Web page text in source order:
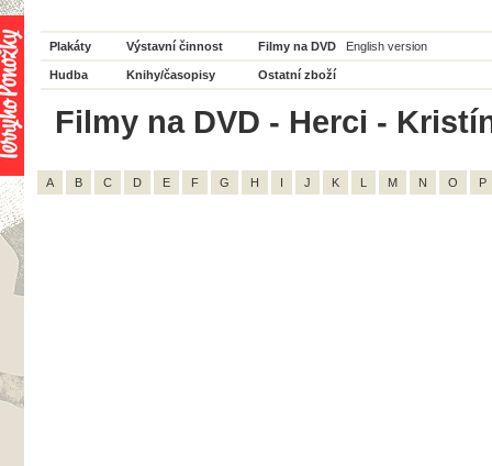
Plakáty Výstavní činnost Filmy na DVD English version
Hudba Knihy/časopisy Ostatní zboží
Filmy na DVD - Herci -
A B C D E F G H I J K L M N O P